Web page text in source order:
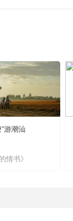
游潮汕
情书》